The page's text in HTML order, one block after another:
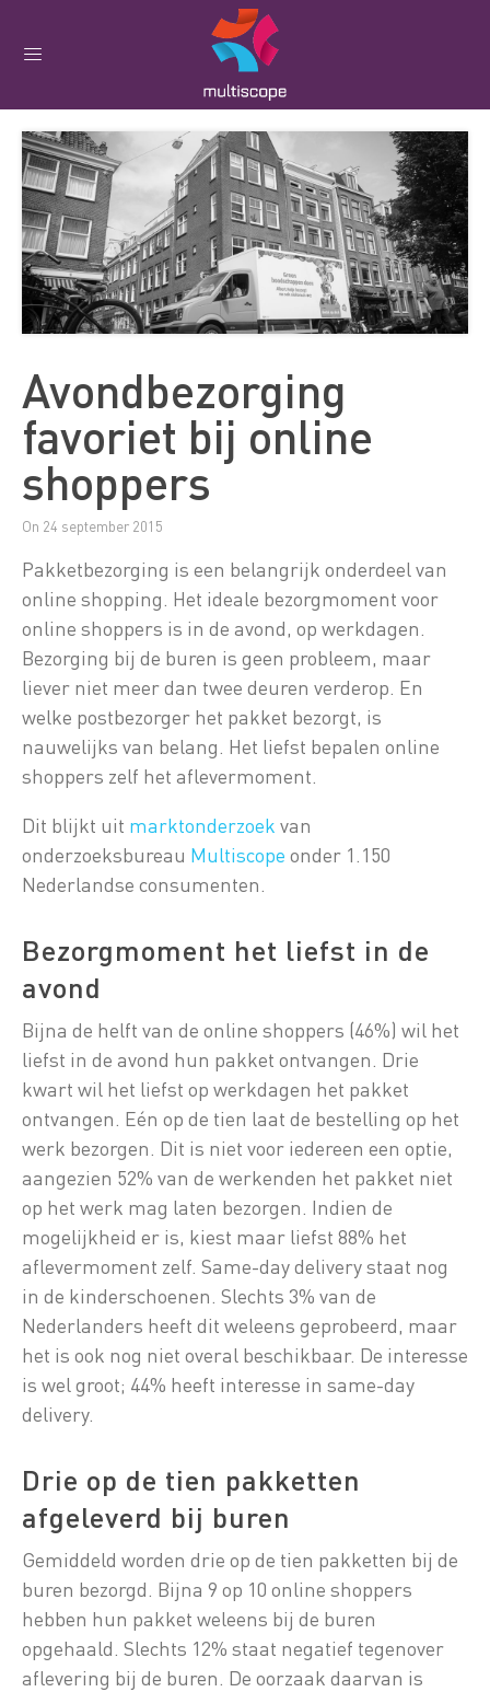
Avondbezorging
favoriet bij online
shoppers
On 24 september 2015
Pakketbezorging is een belangrijk onderdeel van
online shopping. Het ideale bezorgmoment voor
online shoppers is in de avond, op werkdagen.
Bezorging bij de buren is geen probleem, maar
liever niet meer dan twee deuren verderop. En
welke postbezorger het pakket bezorgt, is
nauwelijks van belang. Het liefst bepalen online
shoppers zelf het aflevermoment.
Dit blijkt uit marktonderzoek van
onderzoeksbureau Multiscope onder 1.150
Nederlandse consumenten.
Bezorgmoment het liefst in de
avond
Bijna de helft van de online shoppers (46%) wil het
liefst in de avond hun pakket ontvangen. Drie
kwart wil het liefst op werkdagen het pakket
ontvangen. Eén op de tien laat de bestelling op het
werk bezorgen. Dit is niet voor iedereen een optie,
aangezien 52% van de werkenden het pakket niet
op het werk mag laten bezorgen. Indien de
mogelijkheid er is, kiest maar liefst 88% het
aflevermoment zelf. Same-day delivery staat nog
in de kinderschoenen. Slechts 3% van de
Nederlanders heeft dit weleens geprobeerd, maar
het is ook nog niet overal beschikbaar. De interesse
is wel groot; 44% heeft interesse in same-day
delivery.
Drie op de tien pakketten
afgeleverd bij buren
Gemiddeld worden drie op de tien pakketten bij de
buren bezorgd. Bijna 9 op 10 online shoppers
hebben hun pakket weleens bij de buren
opgehaald. Slechts 12% staat negatief tegenover
aflevering bij de buren. De oorzaak daarvan is